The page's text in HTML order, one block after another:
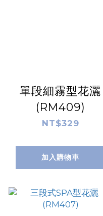
單段細霧型花灑
(RM409)
NT$329
加入購物車